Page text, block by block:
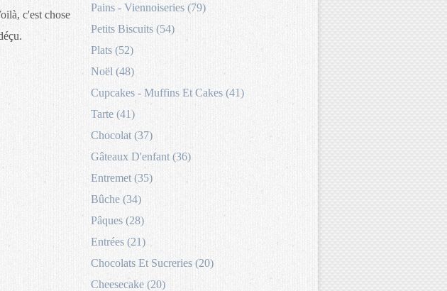
c'est chose
Pains - Viennoiseries (79)
Petits Biscuits (54)
Plats (52)
Noël (48)
Cupcakes - Muffins Et Cakes (41)
Tarte (41)
Chocolat (37)
Gâteaux D'enfant (36)
Entremet (35)
Bûche (34)
Pâques (28)
Entrées (21)
Chocolats Et Sucreries (20)
Cheesecake (20)